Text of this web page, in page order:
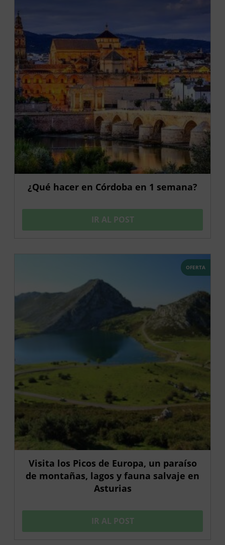
¿Qué hacer en Córdoba en 1 semana?
IR AL POST
OFERTA
Visita los Picos de Europa, un paraíso
de montañas, lagos y fauna salvaje en
Asturias
IR AL POST